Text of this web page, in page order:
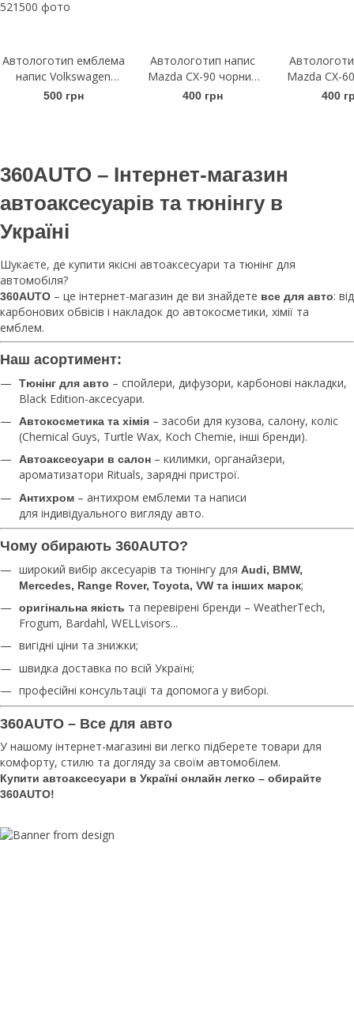
Автологотип емблема
напис Volkswagen
Arteon чорний глянець
500 грн
Автологотип напис
Mazda CX-90 чорний
глянець
400 грн
Mazda CX-
400
360AUTO – Інтернет-магазин
автоаксесуарів та тюнінгу в
Україні
Шукаєте, де купити якісні автоаксесуари та тюнінг для
автомобіля?
360AUTO – це інтернет-магазин де ви знайдете все для авто: від
карбонових обвісів і накладок до автокосметики, хімії та
емблем.
Наш асортимент:
Тюнінг для авто – спойлери, дифузори, карбонові накладки,
Black Edition-аксесуари.
Автокосметика та хімія – засоби для кузова, салону, коліс
(Chemical Guys, Turtle Wax, Koch Chemie, інші бренди).
Автоаксесуари в салон – килимки, органайзери,
ароматизатори Rituals, зарядні пристрої.
Антихром – антихром емблеми та написи
для індивідуального вигляду авто.
Чому обирають 360AUTO?
широкий вибір аксесуарів та тюнінгу для Audi, BMW,
Mercedes, Range Rover, Toyota, VW та інших марок;
оригінальна якість та перевірені бренди – WeatherTech,
Frogum, Bardahl, WELLvisors...
вигідні ціни та знижки;
швидка доставка по всій Україні;
професійні консультації та допомога у виборі.
360AUTO – Все для авто
У нашому інтернет-магазині ви легко підберете товари для
комфорту, стилю та догляду за своїм автомобілем.
Купити автоаксесуари в Україні онлайн легко – обирайте
360AUTO!